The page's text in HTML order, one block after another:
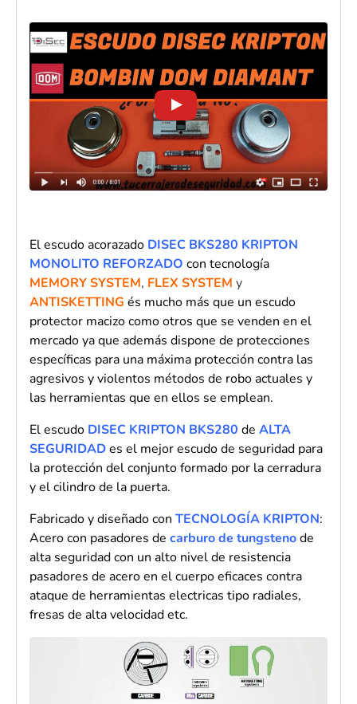
El escudo acorazado DISEC BKS280 KRIPTON
MONOLITO REFORZADO con tecnología
MEMORY SYSTEM, FLEX SYSTEM y
ANTISKETTING és mucho más que un escudo
protector macizo como otros que se venden en el
mercado ya que además dispone de protecciones
específicas para una máxima protección contra las
agresivos y violentos métodos de robo actuales y
las herramientas que en ellos se emplean.
El escudo DISEC KRIPTON BKS280 de ALTA
SEGURIDADes el mejor escudo de seguridad para
la protección del conjunto formado por la cerradura
y el cilindro de la puerta.
Fabricado y diseñado con TECNOLOGÍA KRIPTON:
Acero con pasadores de carburo de tungstenode
alta seguridad con un alto nivel de resistencia
pasadores de acero en el cuerpo eficaces contra
ataque de herramientas electricas tipo radiales,
fresas de alta velocidad etc.